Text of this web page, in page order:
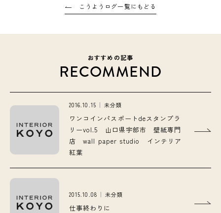
こうようログ一覧にもどる
おすすめの記事
RECOMMEND
2016.10.15 未分類
ワンコインパスポートdeスタンプラ
リーvol.5 山口県宇部市 壁紙専門
店 wall paper studio インテリア
紅葉
2015.10.08 未分類
仕事終わりに